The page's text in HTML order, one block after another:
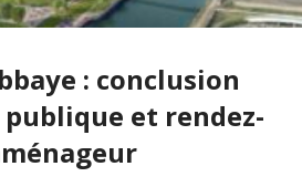
: conclusion
publique et rendez-